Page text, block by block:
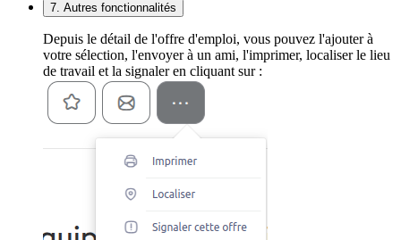
7. Autres fonctionnalités
Depuis le détail de l'offre d'emploi, vous pouvez l'ajouter à
votre sélection, l'envoyer à un ami, l'imprimer, localiser le lieu
de travail et la signaler en cliquant sur :